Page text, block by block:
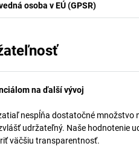
osoba v EÚ (GPSR)
na ďalší vývoj
nespĺňa dostatočné množstvo
udržateľný. Naše hodnotenie
väčšiu transparentnosť.